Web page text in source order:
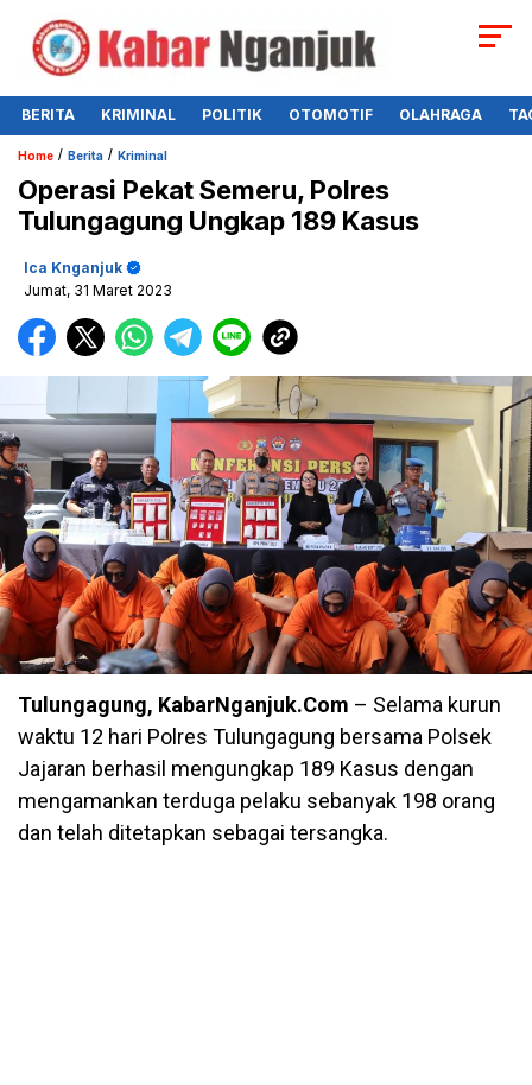
BERITA KRIMINAL POLITIK OTOMOTIF OLAHRAGA
Home / Berita / Kriminal
Operasi Pekat Semeru, Polres
Tulungagung Ungkap 189 Kasus
Ica Knganjuk
Jumat, 31 Maret 2023
Tulungagung, KabarNganjuk.Com – Selama kurun
waktu 12 hari Polres Tulungagung bersama Polsek
Jajaran berhasil mengungkap 189 Kasus dengan
mengamankan terduga pelaku sebanyak 198 orang
dan telah ditetapkan sebagai tersangka.